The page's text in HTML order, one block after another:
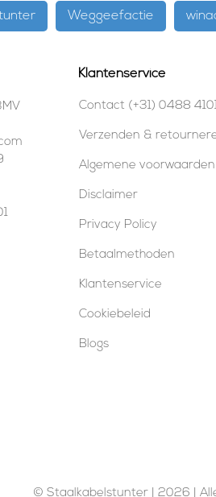
Weggeefactie
Klantenservice
Contact (+31) 0488
Verzenden &
Algemene voorwaarden
Disclaimer
Privacy Policy
Betaalmethoden
Klantenservice
Cookiebeleid
Blogs
© Staalkabelstunter | 2026 |